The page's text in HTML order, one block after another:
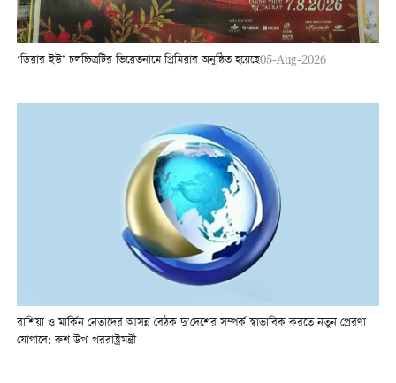
‘ডিয়ার ইউ’ চলচ্চিত্রটির ভিয়েতনামে প্রিমিয়ার অনুষ্ঠিত হয়েছে05-Aug-2026
রাশিয়া ও মার্কিন নেতাদের আসন্ন বৈঠক দু’দেশের সম্পর্ক স্বাভাবিক করতে নতুন প্রেরণা
যোগাবে: রুশ উপ-পররাষ্ট্রমন্ত্রী